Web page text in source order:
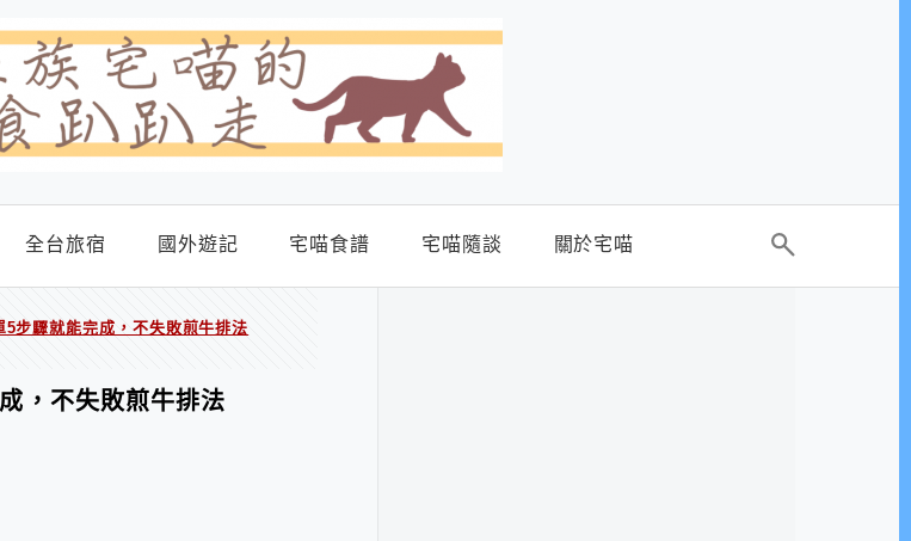
全台旅宿 國外遊記 宅喵食譜 宅喵隨談 關於宅喵
5步驟就能完成，不失敗煎牛排法
，不失敗煎牛排法